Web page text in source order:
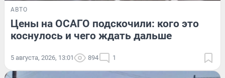
АВТО
Цены на ОСАГО подскочили: кого это
коснулось и чего ждать дальше
5 августа, 2026, 13:01 894 1